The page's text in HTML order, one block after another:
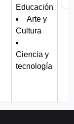
Educación
Arte y
Cultura
Ciencia y
tecnología